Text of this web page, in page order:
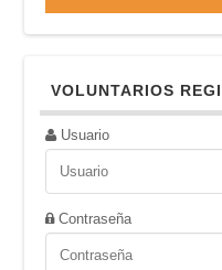
VOLUNTARIOS
Usuario
Contraseña